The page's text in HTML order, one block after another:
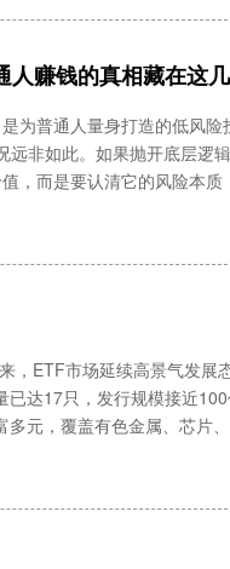
人赚钱的真相藏在这
为普通人量身打造的低风
远非如此。如果抛开底层
，而是要认清它的风险本
，ETF市场延续高景气发展
已达17只，发行规模接近
多元，覆盖有色金属、芯片